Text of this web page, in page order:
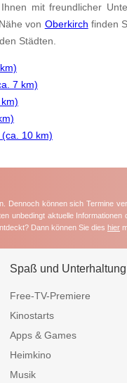
mit freundlicher
von Oberkirch finden
Städten.
7 km)
10 km)
Dennoch können sich Termine
unbedingt aktuelle
Dann können Sie dies hier
Spaß und Unterhaltung
Free-TV-Premiere
Kinostarts
Apps & Games
Heimkino
Musik